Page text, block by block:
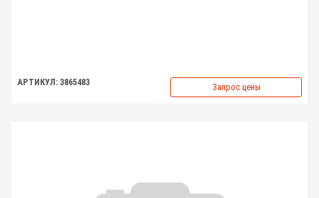
АРТИКУЛ: 3865483 Запрос цены